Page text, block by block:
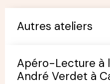
Autres ateliers
Apéro-Lecture à
André Verdet à